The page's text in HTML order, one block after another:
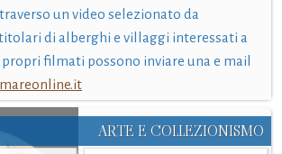
un video selezionato da
di alberghi e villaggi interessati a
filmati possono inviare una e mail
ARTE E COLLEZIONISMO